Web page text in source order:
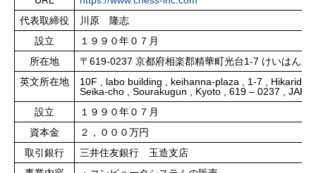
代表取締役
川原 隆志
設立
１９９０年０７月
所在地
〒619-0237 京都府相楽郡精華町光台1-7 けいはんな
英文所在地
10F , labo building , keihanna-plaza , 1-7 , Hikaridai ,
Seika-cho , Sourakugun , Kyoto , 619 – 0237 ,
設立
１９９０年０７月
資本金
２，０００万円
取引銀行
三井住友銀行 玉造支店